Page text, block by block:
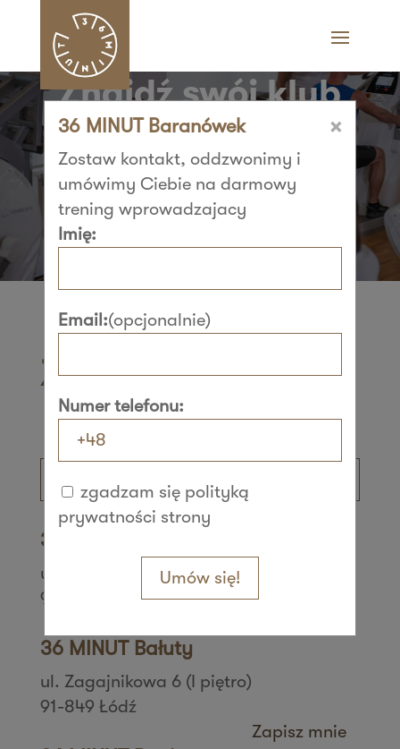
Znajdź swój klub
36 MINUT i zacznij
trenować​
Znajdź swój klub
36 MINUT Aleksandrów
ul. Daszyńskiego 42
95-070 Aleksandrów Łódzki
36 MINUT Bałuty
ul. Zagajnikowa 6 (I piętro)
91-849 Łódź
Zapisz mnie
×
36 MINUT Baranówek
Zostaw kontakt, oddzwonimy i
umówimy Ciebie na darmowy
trening wprowadzajacy
Imię:
Email:(opcjonalnie)
Numer telefonu:
zgadzam się polityką
prywatności strony
Umów się!